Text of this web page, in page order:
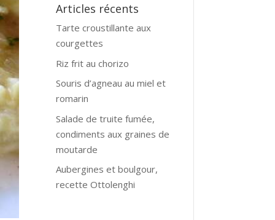
Articles récents
Tarte croustillante aux
courgettes
Riz frit au chorizo
Souris d’agneau au miel et
romarin
Salade de truite fumée,
condiments aux graines de
moutarde
Aubergines et boulgour,
recette Ottolenghi